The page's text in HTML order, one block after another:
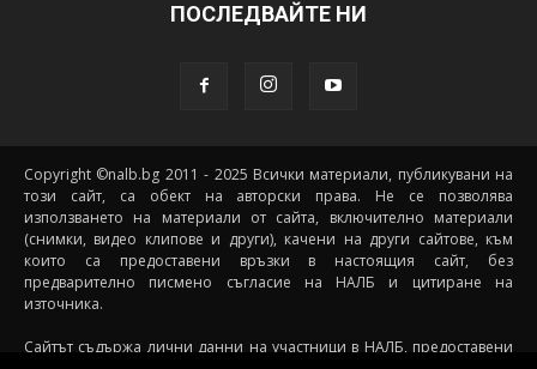
ПОСЛЕДВАЙТЕ НИ
Copyright ©nalb.bg 2011 - 2025 Всички материали, публикувани на
този сайт, са обект на авторски права. Не се позволява
използването на материали от сайта, включително материали
(снимки, видео клипове и други), качени на други сайтове, към
които са предоставени връзки в настоящия сайт, без
предварително писмено съгласие на НАЛБ и цитиране на
източника.
Сайтът съдържа лични данни на участници в НАЛБ, предоставени